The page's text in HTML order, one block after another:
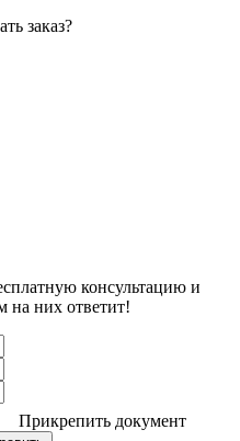
заказ?
консультацию и
на них ответит!
Прикрепить документ